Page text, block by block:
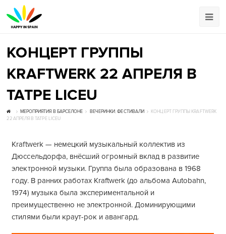
КОНЦЕРТ ГРУППЫ
KRAFTWERK 22 АПРЕЛЯ В
ТАТРЕ LICEU
МЕРОПРИЯТИЯ В БАРСЕЛОНЕ ВЕЧЕРИНКИ,ФЕСТИВАЛИ
КОНЦЕРТ ГРУППЫ KRAFTWERK
22 АПРЕЛЯ В ТАТРЕ LICEU
Kraftwerk — немецкий музыкальный коллектив из
Дюссельдорфа, внёсший огромный вклад в развитие
электронной музыки. Группа была образована в 1968
году. В ранних работах Kraftwerk (до альбома Autobahn,
1974) музыка была экспериментальной и
преимущественно не электронной. Доминирующими
стилями были краут-рок и авангард.